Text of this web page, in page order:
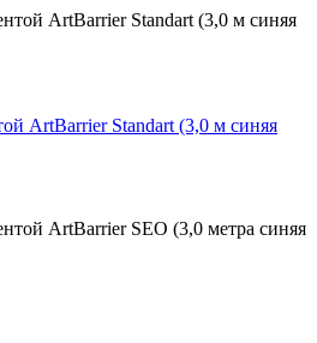
ArtBarrier Standart (3,0 м синяя